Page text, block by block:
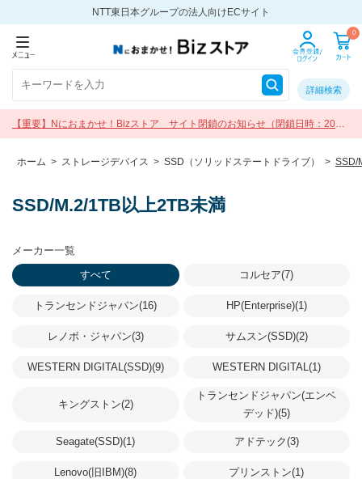
NTT東日本グループの法人向けECサイト
0
詳細検索
【重要】Nにおまかせ！Bizストア サイト閉鎖のお知らせ（閉鎖日時：2026
年9月30日 17:00）
ホーム > ストレージデバイス > SSD（ソリッドステートドライブ） > SSD/
SSD/M.2/1TB以上2TB未満
メーカー一覧
すべて
コルセア(7)
トランセンドジャパン(16) HP(Enterprise)(1)
レノボ・ジャパン(3) サムスン(SSD)(2)
WESTERN DIGITAL(SSD)(9) WESTERN DIGITAL(1)
キングストン(2)
トランセンドジャパン(エンベ
デッド)(5)
Seagate(SSD)(1) アドテック(3)
Lenovo(旧IBM)(8) プリンストン(1)